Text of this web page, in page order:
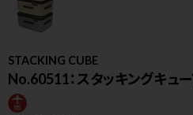
STACKING CUBE
No.60511：スタッキングキュ